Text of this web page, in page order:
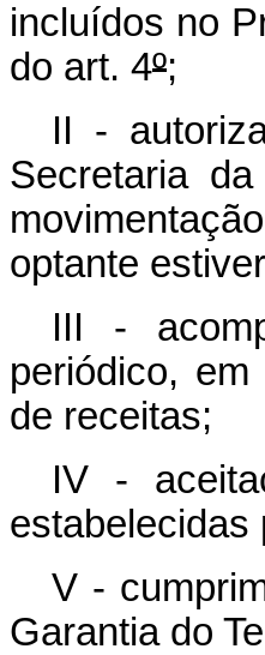
incluídos no
do art. 4º;
II -
Secretaria
optante
III -
periódico,
de receitas;
IV -
estabelecidas
V -
Garantia do